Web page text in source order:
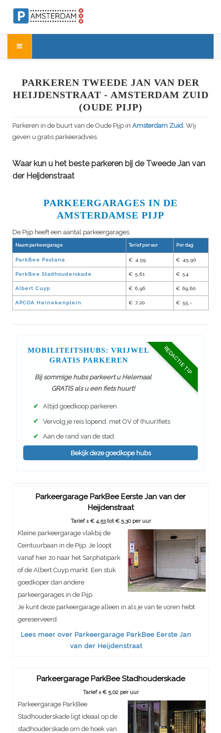
PARKEREN TWEEDE JAN VAN DER
HEIJDENSTRAAT - AMSTERDAM ZUID
(OUDE PIJP)
Parkeren in de buurt van de Oude Pijp in Amsterdam Zuid. Wij
geven u gratis parkeeradvies.
Waar kun u het beste parkeren bij de Tweede Jan van
der Heijdenstraat
PARKEERGARAGES IN DE
AMSTERDAMSE PIJP
De Pijp heeft een aantal parkeergarages.
Naam parkeergarage Tarief per uur Per dag
ParkBee Pestana € 4,59 € 45,90
ParkBee Stadhouderskade € 5,61 € 54
Albert Cuyp € 6,96 € 69,60
APCOA Heinekenplein € 7,20 € 55,-
REDACTIE TIP
MOBILITEITSHUBS: VRIJWEL
GRATIS PARKEREN
Bij sommige hubs parkeert u Helemaal
GRATIS als u een fiets huurt!
✔ Altijd goedkoop parkeren
✔ Vervolg je reis lopend, met OV of (huur)fiets
✔ Aan de rand van de stad.
Bekijk deze goedkope hubs
Parkeergarage ParkBee Eerste Jan van der
Heijdenstraat
Tarief ± € 4,53 tot € 5,30 per uur
Kleine parkeergarage vlakbij de
Ceintuurbaan in de Pijp. Je loopt
vanaf hier zo naar het Sarphatipark
of de Albert Cuyp markt. Een stuk
goedkoper dan andere
parkeergarages in de Pijp.
Je kunt deze parkeergarage alleen in als je van te voren hebt
gereserveerd.
Lees meer over Parkeergarage ParkBee Eerste Jan
van der Heijdenstraat
Parkeergarage ParkBee Stadhouderskade
Tarief ± € 5,02 per uur
Parkeergarage ParkBee
Stadhouderskade ligt ideaal op de
stadhouderskade om de hoek van